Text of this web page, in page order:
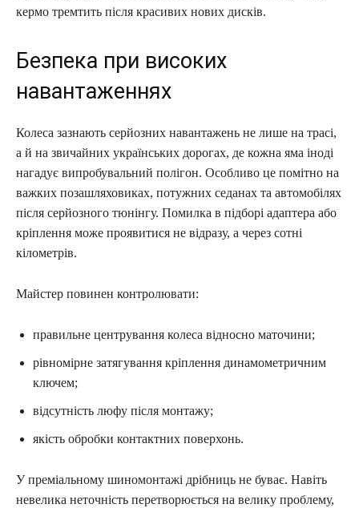
кермо тремтить після красивих нових дисків.
Безпека при високих
навантаженнях
Колеса зазнають серйозних навантажень не лише на трасі,
а й на звичайних українських дорогах, де кожна яма іноді
нагадує випробувальний полігон. Особливо це помітно на
важких позашляховиках, потужних седанах та автомобілях
після серйозного тюнінгу. Помилка в підборі адаптера або
кріплення може проявитися не відразу, а через сотні
кілометрів.
Майстер повинен контролювати:
правильне центрування колеса відносно маточини;
рівномірне затягування кріплення динамометричним
ключем;
відсутність люфу після монтажу;
якість обробки контактних поверхонь.
У преміальному шиномонтажі дрібниць не буває. Навіть
невелика неточність перетворюється на велику проблему,